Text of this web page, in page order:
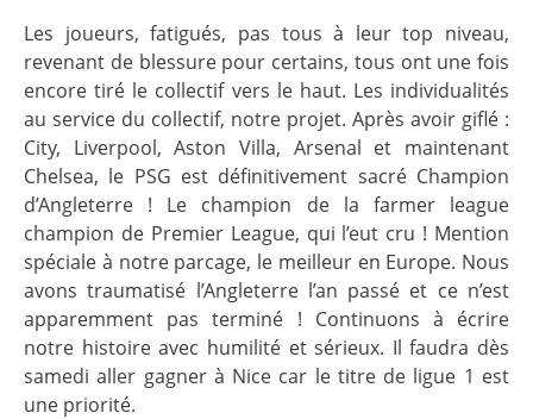
Les joueurs, fatigués, pas tous à leur top niveau,
revenant de blessure pour certains, tous ont une fois
encore tiré le collectif vers le haut. Les individualités
au service du collectif, notre projet. Après avoir giflé :
City, Liverpool, Aston Villa, Arsenal et maintenant
Chelsea, le PSG est définitivement sacré Champion
d’Angleterre ! Le champion de la farmer league
champion de Premier League, qui l’eut cru ! Mention
spéciale à notre parcage, le meilleur en Europe. Nous
avons traumatisé l’Angleterre l’an passé et ce n’est
apparemment pas terminé ! Continuons à écrire
notre histoire avec humilité et sérieux. Il faudra dès
samedi aller gagner à Nice car le titre de ligue 1 est
une priorité.